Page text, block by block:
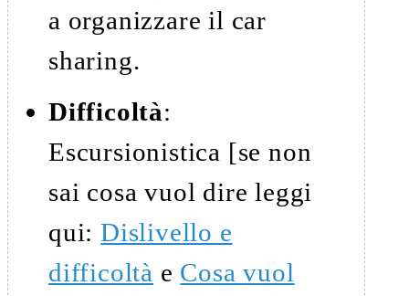
a organizzare il car
sharing.
Difficoltà:
Escursionistica [se non
sai cosa vuol dire leggi
qui: Dislivello e
difficoltà e Cosa vuol